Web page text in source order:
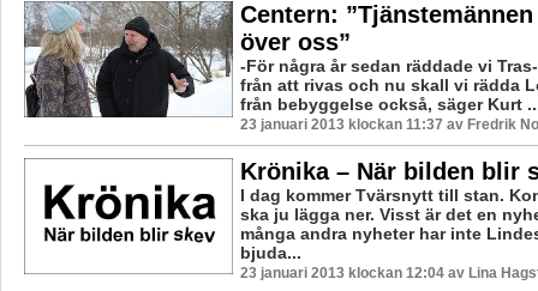
Centern:
över oss”
-För några år sedan räddade vi
från att rivas och nu skall vi rädda
från bebyggelse också, säger Kurt
23 januari 2013 klockan 11:37 av Fredrik
Krönika – När bilden blir
I dag kommer Tvärsnytt till stan.
ska ju lägga ner. Visst är det en
många andra nyheter har inte
bjuda...
23 januari 2013 klockan 12:04 av Lina